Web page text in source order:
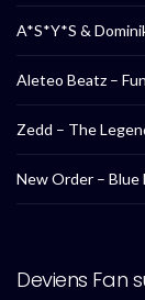
A*S*Y*S &
Aleteo Beatz –
Zedd – The
New Order – Blue
Deviens Fan